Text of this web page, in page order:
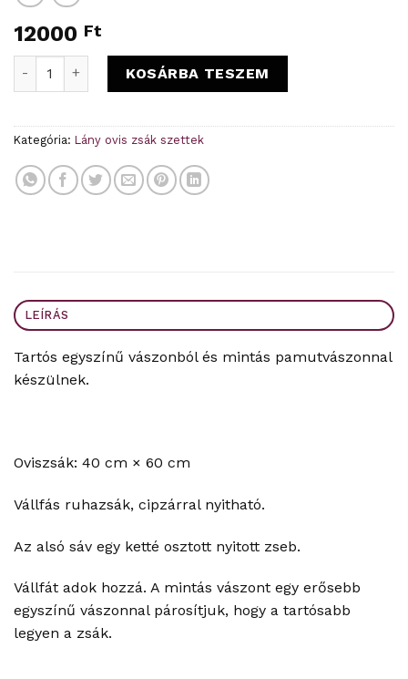
12000 Ft
Pink dínó szett mennyiségKOSÁRBA TESZEM
Kategória: Lány ovis zsák szettek
LEÍRÁS
Tartós egyszínű vászonból és mintás pamutvászonnal
készülnek.
Oviszsák: 40 cm × 60 cm
Vállfás ruhazsák, cipzárral nyitható.
Az alsó sáv egy ketté osztott nyitott zseb.
Vállfát adok hozzá. A mintás vászont egy erősebb
egyszínű vászonnal párosítjuk, hogy a tartósabb
legyen a zsák.